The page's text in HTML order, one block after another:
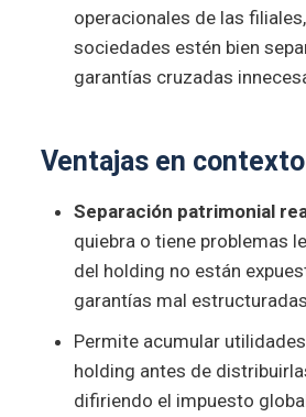
operacionales de las
sociedades estén bien
garantías cruzadas
Ventajas en
Separación patrimonial
quiebra o tiene problemas
del holding no están
garantías mal
Permite acumular
holding antes de
difiriendo el impuesto